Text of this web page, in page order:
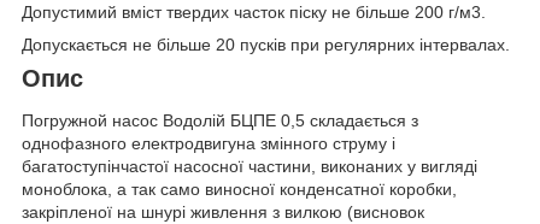
Допустимий вміст твердих часток піску не більше 200 г/м3.
Допускається не більше 20 пусків при регулярних інтервалах.
Опис
Погружной насос Водолій БЦПЕ 0,5 складається з
однофазного електродвигуна змінного струму і
багатоступінчастої насосної частини, виконаних у вигляді
моноблока, а так само виносної конденсатної коробки,
закріпленої на шнурі живлення з вилкою (висновок